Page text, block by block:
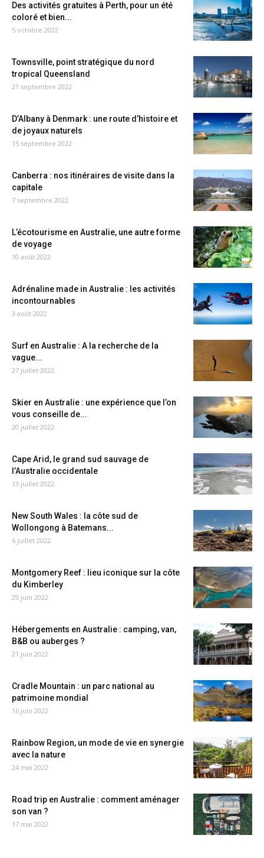
Des activités gratuites à Perth, pour un été
coloré et bien...
5 octobre 2022
Townsville, point stratégique du nord
tropical Queensland
21 septembre 2022
D’Albany à Denmark : une route d’histoire et
de joyaux naturels
15 septembre 2022
Canberra : nos itinéraires de visite dans la
capitale
7 septembre 2022
L’écotourisme en Australie, une autre forme
de voyage
10 août 2022
Adrénaline made in Australie : les activités
incontournables
3 août 2022
Surf en Australie : A la recherche de la
vague...
27 juillet 2022
Skier en Australie : une expérience que l’on
vous conseille de...
20 juillet 2022
Cape Arid, le grand sud sauvage de
l’Australie occidentale
13 juillet 2022
New South Wales : la côte sud de
Wollongong à Batemans...
6 juillet 2022
Montgomery Reef : lieu iconique sur la côte
du Kimberley
29 juin 2022
Hébergements en Australie : camping, van,
B&B ou auberges ?
21 juin 2022
Cradle Mountain : un parc national au
patrimoine mondial
16 juin 2022
Rainbow Region, un mode de vie en synergie
avec la nature
24 mai 2022
Road trip en Australie : comment aménager
son van ?
17 mai 2022